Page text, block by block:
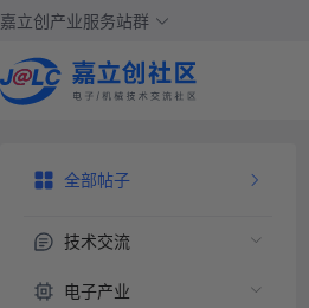
嘉立创产业服务站群
全部帖子
技术交流
电子产业